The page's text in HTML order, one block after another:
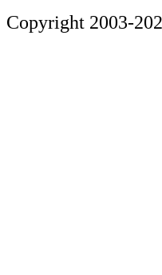
Copyright 2003-